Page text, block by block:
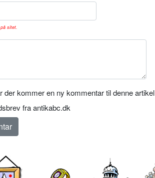
sitet.
der kommer en ny kommentar til denne artikel
fra antikabc.dk